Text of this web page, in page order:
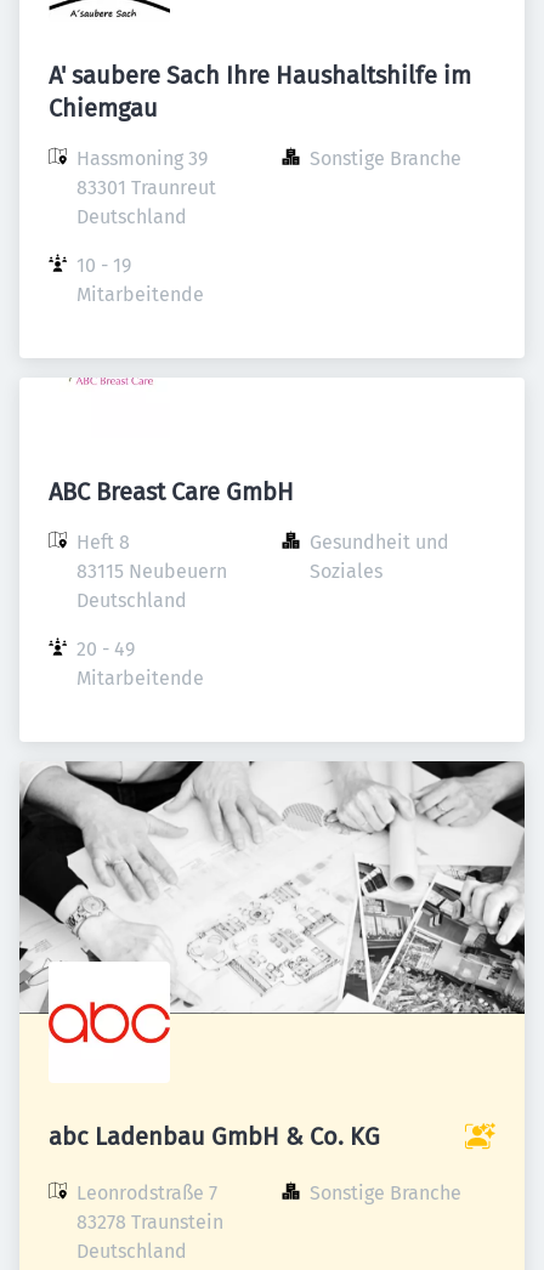
A' saubere Sach Ihre Haushaltshilfe im
Chiemgau
Hassmoning 39
83301 Traunreut
Deutschland
Sonstige Branche
10 - 19
Mitarbeitende
ABC Breast Care GmbH
Heft 8
83115 Neubeuern
Deutschland
Gesundheit und
Soziales
20 - 49
Mitarbeitende
abc Ladenbau GmbH & Co. KG
Leonrodstraße 7
83278 Traunstein
Deutschland
Sonstige Branche